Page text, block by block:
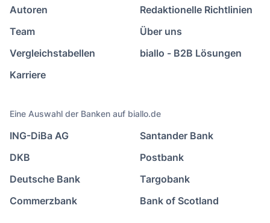
Autoren
Team
Vergleichstabellen
Karriere
Redaktionelle Richtlinien
Über uns
biallo - B2B Lösungen
Eine Auswahl der Banken auf biallo.de
ING-DiBa AG
DKB
Deutsche Bank
Commerzbank
Santander Bank
Postbank
Targobank
Bank of Scotland